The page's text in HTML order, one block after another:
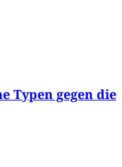
Typen gegen die